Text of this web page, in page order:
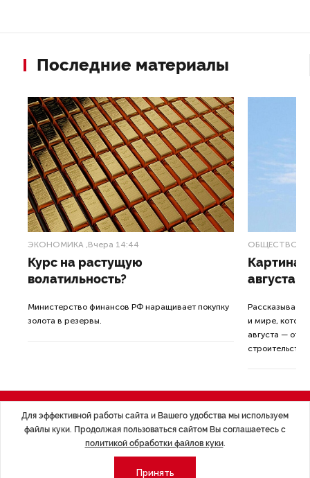
Последние материалы
ЭКОНОМИКА ,Вчера 14:44
Курс на растущую
волатильность?
Министерство финансов РФ наращивает покупку
золота в резервы.
ОБЩЕСТВО
Картина
августа
Рассказываем
и мире,
августа — от
Стиль жизни
Для эффективной работы сайта и Вашего удобства мы используем
файлы куки. Продолжая пользоваться сайтом Вы соглашаетесь с
политикой обработки файлов куки.
Принять